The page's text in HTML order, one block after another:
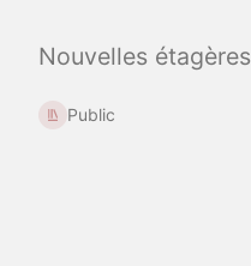
Nouvelles étagères
Public